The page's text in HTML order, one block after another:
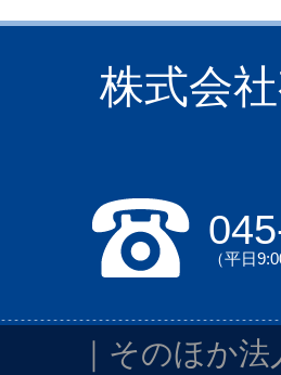
株式会
（平日
｜ そのほか法